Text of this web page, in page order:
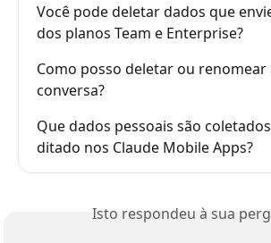
Você pode deletar dados que
dos planos Team e Enterprise?
Como posso deletar ou renomear
conversa?
Que dados pessoais são
ditado nos Claude Mobile Apps?
Isto respondeu à sua